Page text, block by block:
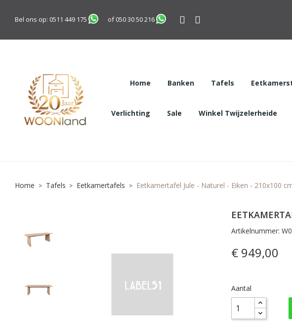
Bel ons op: 0511 449 175 of050 30 50 216
Home Banken Tafels
Verlichting Sale Winkel Twijzelerheide
Home Tafels Eetkamertafels Eetkamertafel Jule - Naturel - Eiken - 210x100
Artikelnummer:
€ 949,00
Aantal